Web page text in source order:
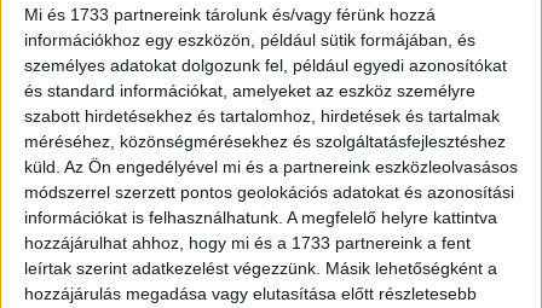
Mi és 1733 partnereink tárolunk és/vagy férünk hozzá
információkhoz egy eszközön, például sütik formájában, és
személyes adatokat dolgozunk fel, például egyedi azonosítókat
és standard információkat, amelyeket az eszköz személyre
szabott hirdetésekhez és tartalomhoz, hirdetések és tartalmak
méréséhez, közönségmérésekhez és szolgáltatásfejlesztéshez
küld. Az Ön engedélyével mi és a partnereink eszközleolvasásos
módszerrel szerzett pontos geolokációs adatokat és azonosítási
információkat is felhasználhatunk. A megfelelő helyre kattintva
hozzájárulhat ahhoz, hogy mi és a 1733 partnereink a fent
leírtak szerint adatkezelést végezzünk. Másik lehetőségként a
hozzájárulás megadása vagy elutasítása előtt részletesebb
meg” – mondtaLiptai ClaudiaKaszás Attilára
emlékezve. „Valami olyan dolgot tudsz megmutatni
magadból ebben a műsorban, amit eddig seholsem”.
„Mi együtt öltöztünk az Attilával, mellettem halt meg”
– kezdteStohl András.„Most nem értek egyet a
Ramónával, akik a vígszínházba most látott, de nem
tudom hogy mennyire jött át, de ilyen távolságban
mennyire jött át, de lidérces volt. Olyan volt, mintha ő
lenne itt”.